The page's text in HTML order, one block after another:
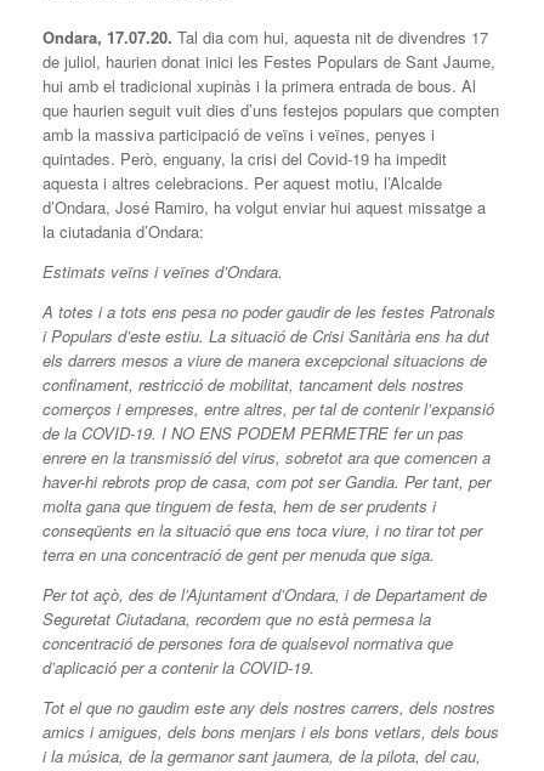
Ondara, 17.07.20. Tal dia com hui, aquesta nit de divendres 17
de juliol, haurien donat inici les Festes Populars de Sant Jaume,
hui amb el tradicional xupinàs i la primera entrada de bous. Al
que haurien seguit vuit dies d’uns festejos populars que compten
amb la massiva participació de veïns i veïnes, penyes i
quintades. Però, enguany, la crisi del Covid-19 ha impedit
aquesta i altres celebracions. Per aquest motiu, l’Alcalde
d’Ondara, José Ramiro, ha volgut enviar hui aquest missatge a
la ciutadania d’Ondara:
Estimats veïns i veïnes d’Ondara.
A totes i a tots ens pesa no poder gaudir de les festes Patronals
i Populars d’este estiu. La situació de Crisi Sanitària ens ha dut
els darrers mesos a viure de manera excepcional situacions de
confinament, restricció de mobilitat, tancament dels nostres
comerços i empreses, entre altres, per tal de contenir l’expansió
de la COVID-19. I NO ENS PODEM PERMETRE fer un pas
enrere en la transmissió del virus, sobretot ara que comencen a
haver-hi rebrots prop de casa, com pot ser Gandia. Per tant, per
molta gana que tinguem de festa, hem de ser prudents i
conseqüents en la situació que ens toca viure, i no tirar tot per
terra en una concentració de gent per menuda que siga.
Per tot açò, des de l’Ajuntament d’Ondara, i de Departament de
Seguretat Ciutadana, recordem que no està permesa la
concentració de persones fora de qualsevol normativa que
d’aplicació per a contenir la COVID-19.
Tot el que no gaudim este any dels nostres carrers, dels nostres
amics i amigues, dels bons menjars i els bons vetlars, dels bous
i la música, de la germanor sant jaumera, de la pilota, del cau,